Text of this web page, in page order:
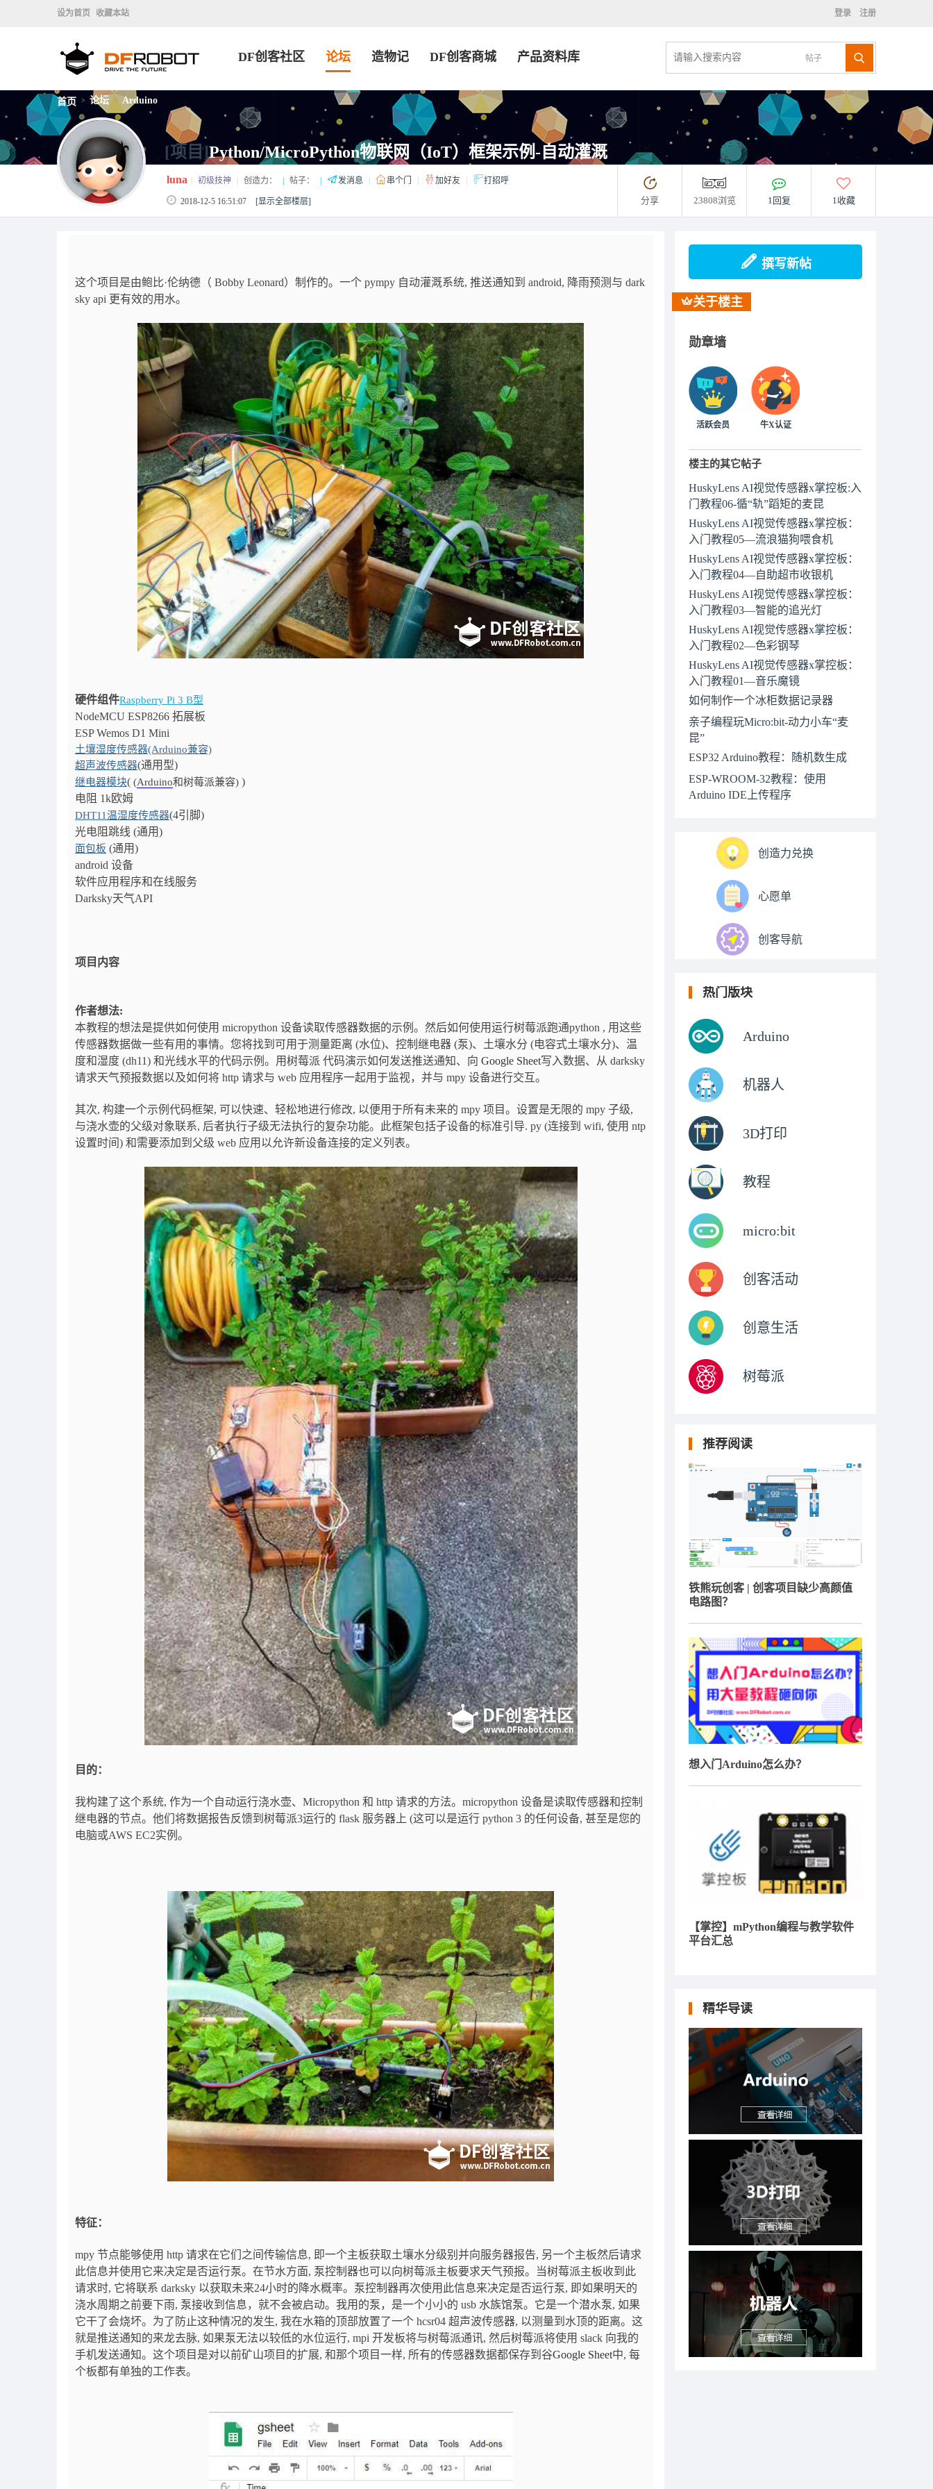
设为首页 收藏本站 登录 注册
帖子
DF创客社区 论坛 造物记 DF创客商城 产品资料库
首页 > 论坛 > Arduino
[项目]Python/MicroPython物联网（IoT）框架示例-自动灌溉
luna 初级技神 创造力： 帖子： 发消息 串个门 加好友 打招呼
2018-12-5 16:51:07 [显示全部楼层] 分享 23808浏览 1回复 1收藏
这个项目是由鲍比·伦纳德（ Bobby Leonard）制作的。 一个 pympy 自动灌溉系统, 推送通知到 android, 降雨预测与 dark
sky api 更有效的用水。
硬件组件Raspberry Pi 3 B型
NodeMCU ESP8266 拓展板
ESP Wemos D1 Mini
土壤湿度传感器(Arduino兼容)
超声波传感器(通用型)
继电器模块( (Arduino和树莓派兼容) )
电阻 1k欧姆
DHT11温湿度传感器(4引脚)
光电阻跳线 (通用)
面包板 (通用)
android 设备
软件应用程序和在线服务
Darksky天气API
项目内容
作者想法:
本教程的想法是提供如何使用 micropython 设备读取传感器数据的示例。 然后如何使用运行树莓派跑通python , 用这些
传感器数据做一些有用的事情。您将找到可用于测量距离 (水位)、控制继电器 (泵)、土壤水分 (电容式土壤水分)、温
度和湿度 (dh11) 和光线水平的代码示例。用树莓派 代码演示如何发送推送通知、向 Google Sheet写入数据、从 darksky
请求天气预报数据以及如何将 http 请求与 web 应用程序一起用于监视，并与 mpy 设备进行交互。
其次, 构建一个示例代码框架, 可以快速、轻松地进行修改, 以便用于所有未来的 mpy 项目。设置是无限的 mpy 子级,
与浇水壶的父级对象联系, 后者执行子级无法执行的复杂功能。此框架包括子设备的标准引导. py (连接到 wifi, 使用 ntp
设置时间) 和需要添加到父级 web 应用以允许新设备连接的定义列表。
目的：
我构建了这个系统, 作为一个自动运行浇水壶、Micropython 和 http 请求的方法。micropython 设备是读取传感器和控制
继电器的节点。他们将数据报告反馈到树莓派3运行的 flask 服务器上 (这可以是运行 python 3 的任何设备, 甚至是您的
电脑或AWS EC2实例。
特征：
mpy 节点能够使用 http 请求在它们之间传输信息, 即一个主板获取土壤水分级别并向服务器报告, 另一个主板然后请求
此信息并使用它来决定是否运行泵。 在节水方面, 泵控制器也可以向树莓派主板要求天气预报。当树莓派主板收到此
请求时, 它将联系 darksky 以获取未来24小时的降水概率。泵控制器再次使用此信息来决定是否运行泵, 即如果明天的
浇水周期之前要下雨, 泵接收到信息，就不会被启动。 我用的泵，是一个小小的 usb 水族馆泵。它是一个潜水泵, 如果
它干了会烧坏。为了防止这种情况的发生, 我在水箱的顶部放置了一个 hcsr04 超声波传感器, 以测量到水顶的距离。这
就是推送通知的来龙去脉, 如果泵无法以较低的水位运行, mpi 开发板将与树莓派通讯, 然后树莓派将使用 slack 向我的
手机发送通知。 这个项目是对以前矿山项目的扩展, 和那个项目一样, 所有的传感器数据都保存到谷Google Sheet中, 每
个板都有单独的工作表。
撰写新帖
关于楼主
勋章墙
活跃会员 牛X认证
楼主的其它帖子
HuskyLens AI视觉传感器x掌控板:入
门教程06-循“轨”蹈矩的麦昆
HuskyLens AI视觉传感器x掌控板：
入门教程05—流浪猫狗喂食机
HuskyLens AI视觉传感器x掌控板：
入门教程04—自助超市收银机
HuskyLens AI视觉传感器x掌控板：
入门教程03—智能的追光灯
HuskyLens AI视觉传感器x掌控板：
入门教程02—色彩钢琴
HuskyLens AI视觉传感器x掌控板：
入门教程01—音乐魔镜
如何制作一个冰柜数据记录器
亲子编程玩Micro:bit-动力小车“麦
昆”
ESP32 Arduino教程：随机数生成
ESP-WROOM-32教程：使用
Arduino IDE上传程序
创造力兑换
心愿单
创客导航
热门版块
Arduino
机器人
3D打印
教程
micro:bit
创客活动
创意生活
树莓派
推荐阅读
铁熊玩创客 | 创客项目缺少高颜值
电路图？
想入门Arduino怎么办？
【掌控】mPython编程与教学软件
平台汇总
精华导读